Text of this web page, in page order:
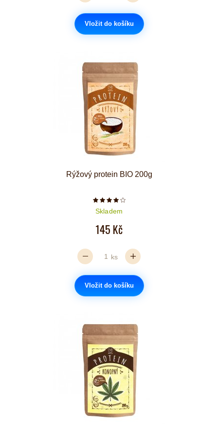
Vložit do košíku
Rýžový protein BIO 200g
Počet hvězdiček je 4 z 5
Skladem
145 Kč
ks
Vložit do košíku